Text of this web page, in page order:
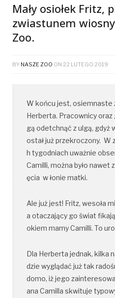
Mały osiołek Fritz,
zwiastunem
Zoo.
BY NASZE ZOO ON 22 LUTEGO 2019
W końcu jest, osiemnaste
Herberta. Pracownicy
gą odetchnąć z ulgą, gdyż
ostał już przekroczony.
h tygodniach uważnie
Camilli, można było nawet
ęcia  w łonie matki.
Ale już jest! Fritz, wesoła
a otaczający go świat
okiem mamy Camilli. To
Dla Herberta jednak, kilka
dzie wyglądać już tak
domo, iż jego
ana Camilla skwituje